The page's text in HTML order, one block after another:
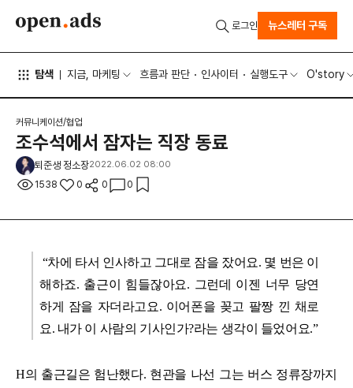
탐색 지금, 마케팅 흐름과 판단 인사이터 실행도구 O'story
로그인 뉴스레터 구독
커뮤니케이션/협업
조수석에서 잠자는 직장 동료
퇴준생 정소장2022.06.02 08:00
1538 0 0 0
“차에 타서 인사하고 그대로 잠을 잤어요. 몇 번은 이
해하죠. 출근이 힘들잖아요. 그런데 이젠 너무 당연
하게 잠을 자더라고요. 이어폰을 꽂고 팔짱 낀 채로
요. 내가 이 사람의 기사인가?라는 생각이 들었어요.”
H의 출근길은 험난했다. 현관을 나선 그는 버스 정류장까지